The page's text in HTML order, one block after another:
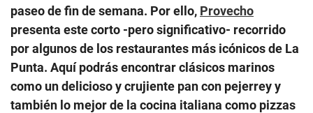
paseo de fin de semana. Por ello, Provecho
presenta este corto -pero significativo- recorrido
por algunos de los restaurantes más icónicos de La
Punta. Aquí podrás encontrar clásicos marinos
como un delicioso y crujiente pan con pejerrey y
también lo mejor de la cocina italiana como pizzas